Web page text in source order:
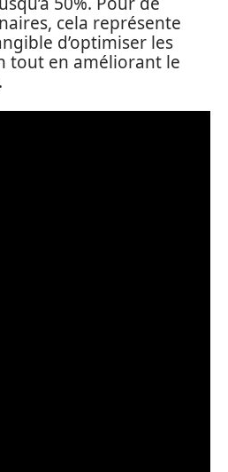
cela représente
d’optimiser les
tout en améliorant le